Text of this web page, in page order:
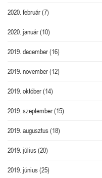
2020. február(7)
2020. január(10)
2019. december(16)
2019. november(12)
2019. október(14)
2019. szeptember(15)
2019. augusztus(18)
2019. július(20)
2019. június(25)